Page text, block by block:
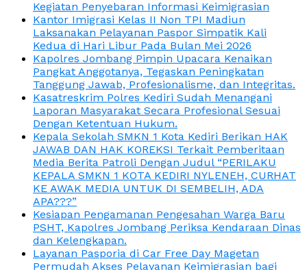
Kegiatan Penyebaran Informasi Keimigrasian
Kantor Imigrasi Kelas II Non TPI Madiun
Laksanakan Pelayanan Paspor Simpatik Kali
Kedua di Hari Libur Pada Bulan Mei 2026
Kapolres Jombang Pimpin Upacara Kenaikan
Pangkat Anggotanya, Tegaskan Peningkatan
Tanggung Jawab, Profesionalisme, dan Integritas.
Kasatreskrim Polres Kediri Sudah Menangani
Laporan Masyarakat Secara Profesional Sesuai
Dengan Ketentuan Hukum.
Kepala Sekolah SMKN 1 Kota Kediri Berikan HAK
JAWAB DAN HAK KOREKSI Terkait Pemberitaan
Media Berita Patroli Dengan Judul “PERILAKU
KEPALA SMKN 1 KOTA KEDIRI NYLENEH, CURHAT
KE AWAK MEDIA UNTUK DI SEMBELIH, ADA
APA???”
Kesiapan Pengamanan Pengesahan Warga Baru
PSHT, Kapolres Jombang Periksa Kendaraan Dinas
dan Kelengkapan.
Layanan Pasporia di Car Free Day Magetan
Permudah Akses Pelayanan Keimigrasian bagi